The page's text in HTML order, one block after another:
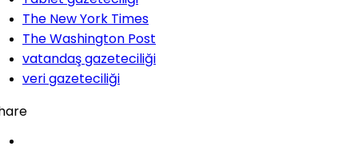
The New York Times
The Washington Post
vatandaş gazeteciliği
veri gazeteciliği